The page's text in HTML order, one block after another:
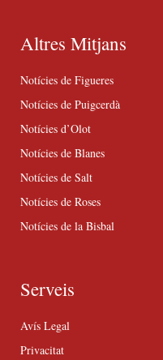
Altres Mitjans
Notícies de Figueres
Notícies de Puigcerdà
Notícies d’Olot
Notícies de Blanes
Notícies de Salt
Notícies de Roses
Notícies de la Bisbal
Serveis
Avís Legal
Privacitat